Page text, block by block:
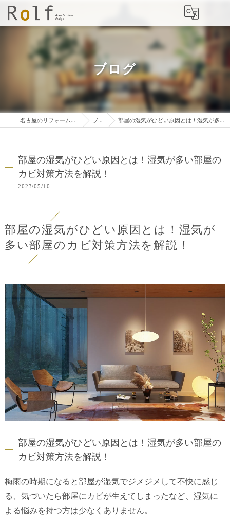
ブログ
名古屋のリフォームは株式会社ロルフ ブログ 部屋の湿気がひどい原因とは！湿気が多い部屋のカビ対策方法を解説！
部屋の湿気がひどい原因とは！湿気が多い部屋の
カビ対策方法を解説！
2023/05/10
部屋の湿気がひどい原因とは！湿気が
多い部屋のカビ対策方法を解説！
部屋の湿気がひどい原因とは！湿気が多い部屋の
カビ対策方法を解説！
梅雨の時期になると部屋が湿気でジメジメして不快に感じ
る、気づいたら部屋にカビが生えてしまったなど、湿気に
よる悩みを持つ方は少なくありません。